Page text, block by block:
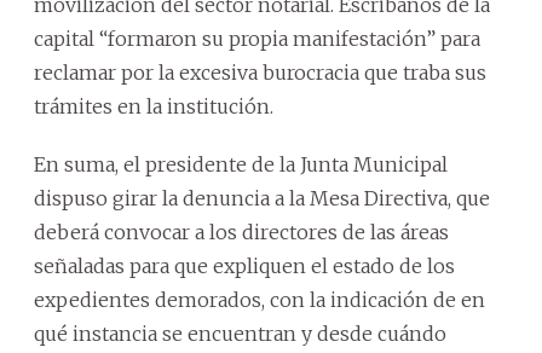
capital “formaron su propia manifestación” para
reclamar por la excesiva burocracia que traba sus
trámites en la institución.
En suma, el presidente de la Junta Municipal
dispuso girar la denuncia a la Mesa Directiva, que
deberá convocar a los directores de las áreas
señaladas para que expliquen el estado de los
expedientes demorados, con la indicación de en
qué instancia se encuentran y desde cuándo